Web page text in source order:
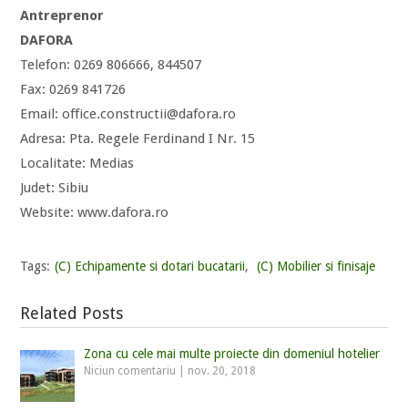
Antreprenor
DAFORA
Telefon: 0269 806666, 844507
Fax: 0269 841726
Email: office.constructii@dafora.ro
Adresa: Pta. Regele Ferdinand I Nr. 15
Localitate: Medias
Judet: Sibiu
Website: www.dafora.ro
Tags: (C) Echipamente si dotari bucatarii, (C) Mobilier si finisaje
Related Posts
Zona cu cele mai multe proiecte din domeniul hotelier
Niciun comentariu nov. 20, 2018